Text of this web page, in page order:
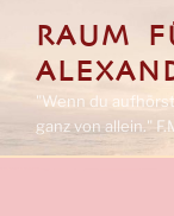
Inhalt
springen
RAUM
"Wenn du
ganz von allein."